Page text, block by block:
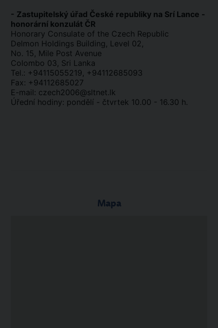
- Zastupitelský úřad České republiky na Srí Lance -
honorární konzulát ČR
Honorary Consulate of the Czech Republic
Delmon Holdings Building, Level 02,
No. 15, Mile Post Avenue
Colombo 03, Sri Lanka
Tel.: +94115055219, +94112685093
Fax: +94112685027
E-mail: czech2006@sltnet.lk
Úřední hodiny: pondělí - čtvrtek 10.00 - 16.30 h.
Mapa